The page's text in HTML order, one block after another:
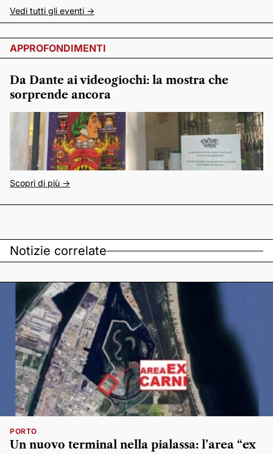
Vedi tutti gli eventi ->
APPROFONDIMENTI
Da Dante ai videogiochi: la mostra che
sorprende ancora
Scopri di più ->
Notizie correlate
PORTO
Un nuovo terminal nella pialassa: l’area “ex